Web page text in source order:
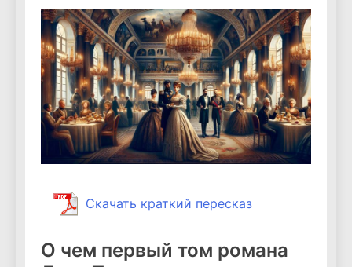
Скачать краткий пересказ
О чем первый том романа